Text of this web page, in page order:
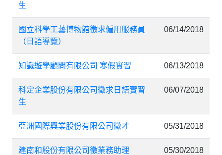
生
國立科學工藝博物館徵求僱用服務員
（日語導覽）
06/14/2018
知識遊學顧問有限公司 寒假實習 06/13/2018
科定企業股份有限公司徵求日語實習
生
06/07/2018
亞洲國際興業股份有限公司徵才 05/31/2018
建南和股份有限公司徵業務助理 05/30/2018